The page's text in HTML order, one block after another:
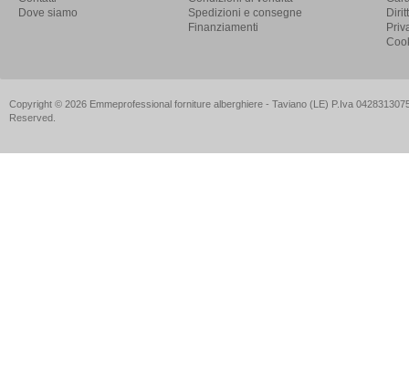
Dove siamo
Spedizioni e consegne
Finanziamenti
Copyright © 2026 Emmeprofessional forniture alberghiere - Taviano (LE) P.Iva
Reserved.